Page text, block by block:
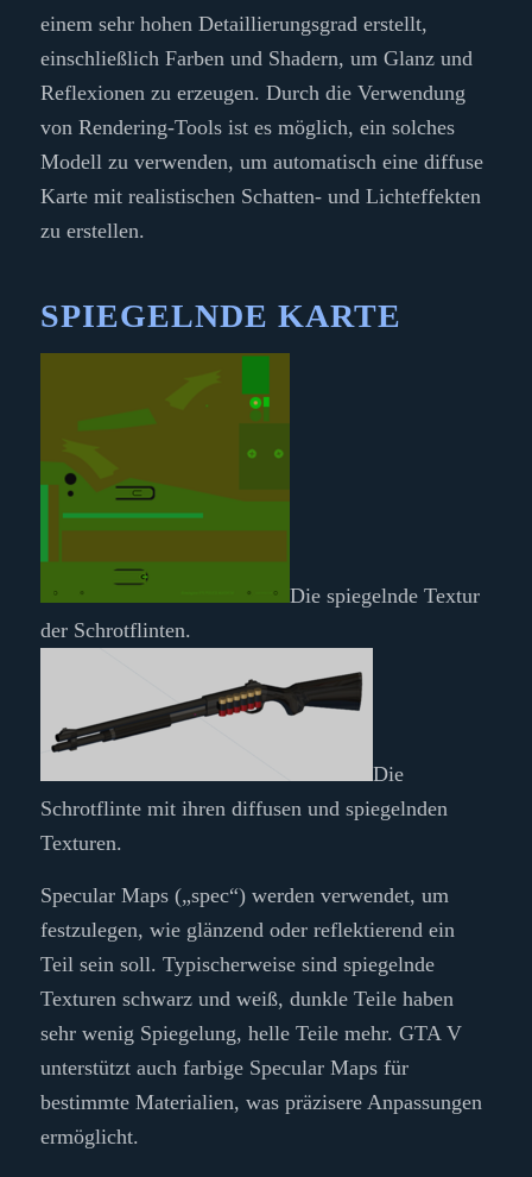
einem sehr hohen Detaillierungsgrad erstellt,
einschließlich Farben und Shadern, um Glanz und
Reflexionen zu erzeugen. Durch die Verwendung
von Rendering-Tools ist es möglich, ein solches
Modell zu verwenden, um automatisch eine diffuse
Karte mit realistischen Schatten- und Lichteffekten
zu erstellen.
SPIEGELNDE KARTE
Die spiegelnde Textur
der Schrotflinten.
Die
Schrotflinte mit ihren diffusen und spiegelnden
Texturen.
Specular Maps („spec“) werden verwendet, um
festzulegen, wie glänzend oder reflektierend ein
Teil sein soll. Typischerweise sind spiegelnde
Texturen schwarz und weiß, dunkle Teile haben
sehr wenig Spiegelung, helle Teile mehr. GTA V
unterstützt auch farbige Specular Maps für
bestimmte Materialien, was präzisere Anpassungen
ermöglicht.